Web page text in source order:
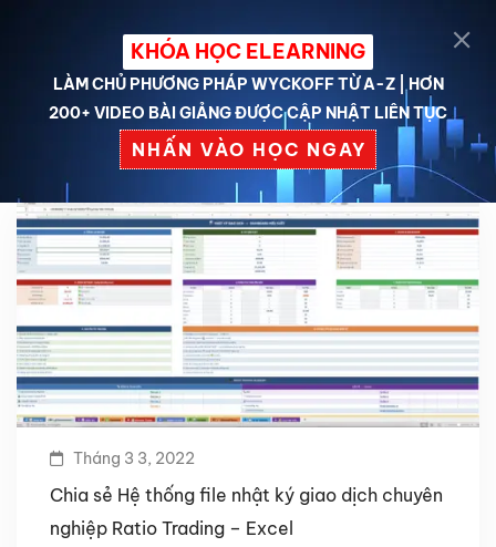
Tháng 3 3, 2022
Chia sẻ Hệ thống file nhật ký giao dịch chuyên
nghiệp Ratio Trading – Excel
KHÓA HỌC ELEARNING
LÀM CHỦ PHƯƠNG PHÁP WYCKOFF TỪ A-Z | HƠN
200+ VIDEO BÀI GIẢNG ĐƯỢC CẬP NHẬT LIÊN TỤC
NHẤN VÀO HỌC NGAY